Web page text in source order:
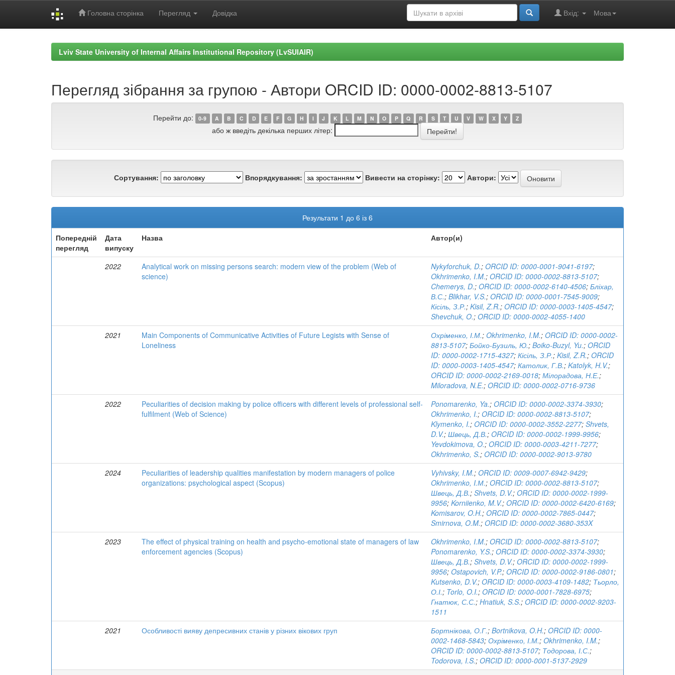
Головна сторінка Перегляд Довідка Мова
Вхід:
Lviv State University of Internal Affairs Institutional Repository (LvSUIAIR)
Перегляд зібрання за групою - Автори ORCID ID: 0000-0002-8813-5107
Перейти до: 0-9 A B C D E F G H I J K L M N O P Q R S T U V W X Y Z
або ж введіть декілька перших літер:
Сортування: Впорядкування: Вивести на сторінку: Автори:
Результати 1 до 6 із 6
Попередній
перегляд
Дата
випуску
Назва Автор(и)
2022
Analytical work on missing persons search: modern view of the problem (Web of
science)
Nykyforchuk, D.; ORCID ID: 0000-0001-9041-6197;
Okhrimenko, I.M.; ORCID ID: 0000-0002-8813-5107;
Chemerys, D.; ORCID ID: 0000-0002-6140-4506; Бліхар,
В.С.; Blikhar, V.S.; ORCID ID: 0000-0001-7545-9009;
Кісіль, З.Р.; Kisil, Z.R.; ORCID ID: 0000-0003-1405-4547;
Shevchuk, O.; ORCID ID: 0000-0002-4055-1400
2021
Main Components of Communicative Activities of Future Legists with Sense of
Loneliness
Охріменко, І.М.; Okhrimenko, I.M.; ORCID ID: 0000-0002-
8813-5107; Бойко-Бузиль, Ю.; Boiko-Buzyl, Yu.; ORCID
ID: 0000-0002-1715-4327; Кісіль, З.Р.; Kisil, Z.R.; ORCID
ID: 0000-0003-1405-4547; Католик, Г.В.; Katolyk, H.V.;
ORCID ID: 0000-0002-2169-0018; Мілорадова, Н.Е.;
Miloradova, N.E.; ORCID ID: 0000-0002-0716-9736
2022
Peculiarities of decision making by police officers with different levels of professional self-
fulfilment (Web of Science)
Ponomarenko, Ya.; ORCID ID: 0000-0002-3374-3930;
Okhrimenko, I.; ORCID ID: 0000-0002-8813-5107;
Klymenko, I.; ORCID ID: 0000-0002-3552-2277; Shvets,
D.V.; Швець, Д.В.; ORCID ID: 0000-0002-1999-9956;
Yevdokimova, O.; ORCID ID: 0000-0003-4211-7277;
Okhrimenko, S.; ORCID ID: 0000-0002-9013-9780
2024
Peculiarities of leadership qualities manifestation by modern managers of police
organizations: psychological aspect (Scopus)
Vyhivsky, I.M.; ORCID ID: 0009-0007-6942-9429;
Okhrimenko, I.М.; ORCID ID: 0000-0002-8813-5107;
Швець, Д.В.; Shvets, D.V.; ORCID ID: 0000-0002-1999-
9956; Korniienko, M.V.; ORCID ID: 0000-0002-6420-6169;
Komisarov, O.H.; ORCID ID: 0000-0002-7865-0447;
Smirnova, O.M.; ORCID ID: 0000-0002-3680-353X
2023
The effect of physical training on health and psycho-emotional state of managers of law
enforcement agencies (Scopus)
Okhrimenko, I.M.; ORCID ID: 0000-0002-8813-5107;
Ponomarenko, Y.S.; ORCID ID: 0000-0002-3374-3930;
Швець, Д.В.; Shvets, D.V.; ORCID ID: 0000-0002-1999-
9956; Ostapovich, V.P.; ORCID ID: 0000-0002-9186-0801;
Kutsenko, D.V.; ORCID ID: 0000-0003-4109-1482; Тьорло,
О.І.; Torlo, O.I.; ORCID ID: 0000-0001-7828-6975;
Гнатюк, С.С.; Hnatiuk, S.S.; ORCID ID: 0000-0002-9203-
1511
2021
Особливості вияву депресивних станів у різних вікових груп Бортнікова, О.Г.; Bortnikova, O.H.; ORCID ID: 0000-
0002-1468-5843; Охріменко, І.М.; Okhrimenko, I.M.;
ORCID ID: 0000-0002-8813-5107; Тодорова, І.С.;
Todorova, I.S.; ORCID ID: 0000-0001-5137-2929